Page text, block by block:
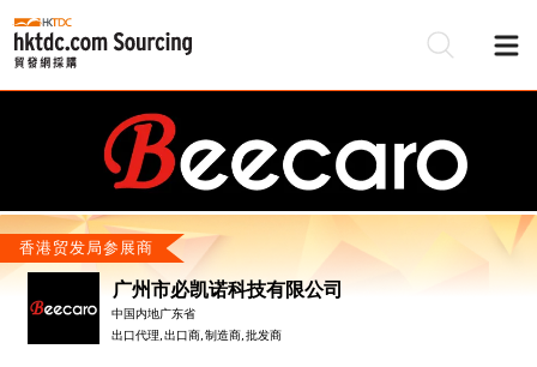
香港贸发局参展商
广州市必凯诺科技有限公司
中国内地广东省
出口代理, 出口商, 制造商, 批发商